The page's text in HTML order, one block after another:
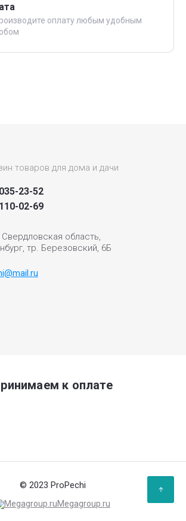
оплату любым удобным
товаров для дома и дачи
23-52
02-69
область,
тр. Березовский, 6Б
к оплате
© 2023 ProPechi
Megagroup.ru